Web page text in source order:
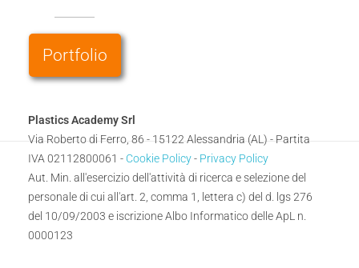
Portfolio
Plastics Academy Srl
Via Roberto di Ferro, 86 - 15122 Alessandria (AL) - Partita
IVA 02112800061 - Cookie Policy- Privacy Policy
Aut. Min. all'esercizio dell'attività di ricerca e selezione del
personale di cui all'art. 2, comma 1, lettera c) del d. lgs 276
del 10/09/2003 e iscrizione Albo Informatico delle ApL n.
0000123